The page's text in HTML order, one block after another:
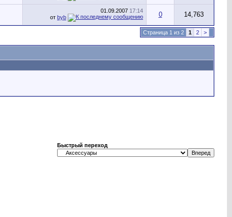
01.09.2007 17:14
от byb 0 14,763
Страница 1 из 2 1 2 >
Быстрый переход